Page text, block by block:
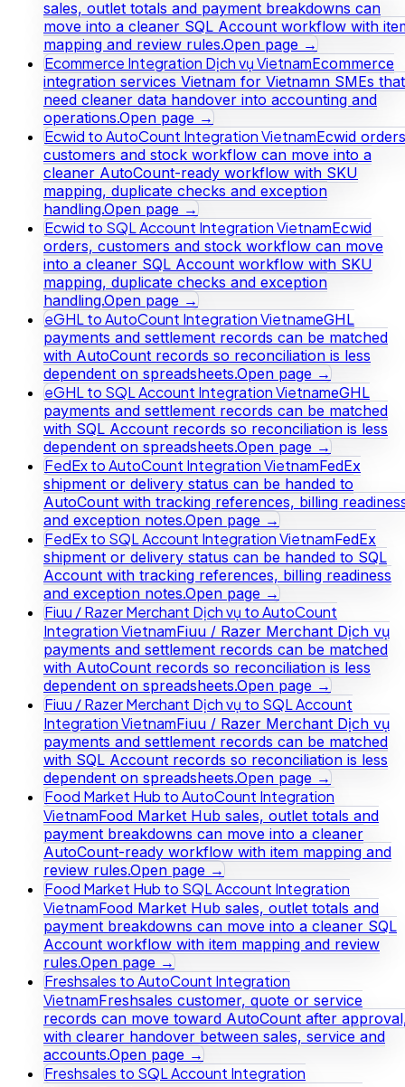
sales, outlet totals and payment breakdowns can
move into a cleaner SQL Account workflow with
mapping and review rules.Open page →
Ecommerce Integration Dịch vụ VietnamEcommerce
integration services Vietnam for Vietnamn SMEs that
need cleaner data handover into accounting and
operations.Open page →
Ecwid to AutoCount Integration VietnamEcwid
customers and stock workflow can move into a
cleaner AutoCount-ready workflow with SKU
mapping, duplicate checks and exception
handling.Open page →
Ecwid to SQL Account Integration VietnamEcwid
orders, customers and stock workflow can move
into a cleaner SQL Account workflow with SKU
mapping, duplicate checks and exception
handling.Open page →
eGHL to AutoCount Integration VietnameGHL
payments and settlement records can be matched
with AutoCount records so reconciliation is less
dependent on spreadsheets.Open page →
eGHL to SQL Account Integration VietnameGHL
payments and settlement records can be matched
with SQL Account records so reconciliation is less
dependent on spreadsheets.Open page →
FedEx to AutoCount Integration VietnamFedEx
shipment or delivery status can be handed to
AutoCount with tracking references, billing
and exception notes.Open page →
FedEx to SQL Account Integration VietnamFedEx
shipment or delivery status can be handed to SQL
Account with tracking references, billing readiness
and exception notes.Open page →
Fiuu / Razer Merchant Dịch vụ to AutoCount
Integration VietnamFiuu / Razer Merchant Dịch vụ
payments and settlement records can be matched
with AutoCount records so reconciliation is less
dependent on spreadsheets.Open page →
Fiuu / Razer Merchant Dịch vụ to SQL Account
Integration VietnamFiuu / Razer Merchant Dịch vụ
payments and settlement records can be matched
with SQL Account records so reconciliation is less
dependent on spreadsheets.Open page →
Food Market Hub to AutoCount Integration
VietnamFood Market Hub sales, outlet totals and
payment breakdowns can move into a cleaner
AutoCount-ready workflow with item mapping and
review rules.Open page →
Food Market Hub to SQL Account Integration
VietnamFood Market Hub sales, outlet totals and
payment breakdowns can move into a cleaner SQL
Account workflow with item mapping and review
rules.Open page →
Freshsales to AutoCount Integration
VietnamFreshsales customer, quote or service
records can move toward AutoCount after
with clearer handover between sales, service and
accounts.Open page →
Freshsales to SQL Account Integration